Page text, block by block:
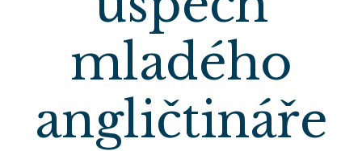
mladého
angličtináře